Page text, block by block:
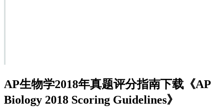
AP生物学2018年真题评分指南下载《AP
Biology 2018 Scoring Guidelines》